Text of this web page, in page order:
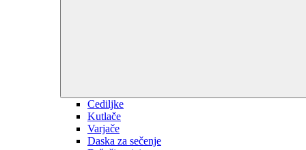
Cediljke
Kutlače
Varjače
Daska za sečenje